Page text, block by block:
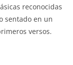
reconocidas
sentado en un
versos.